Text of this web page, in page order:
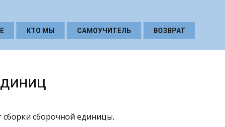
КТО МЫ САМОУЧИТЕЛЬ ВОЗВРАТ
сборочной единицы.